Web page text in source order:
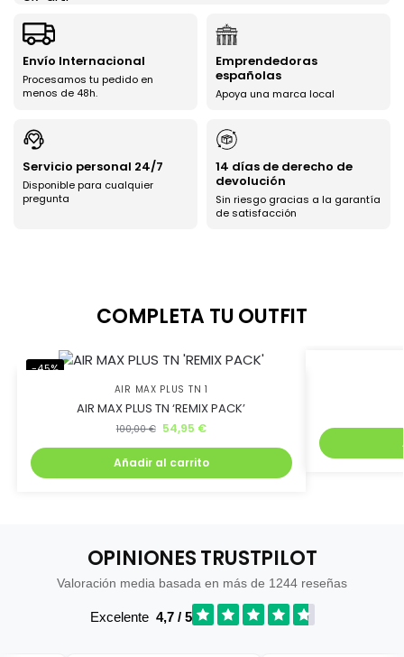
Envío Internacional
Procesamos tu pedido en
menos de 48h.
Emprendedoras
españolas
Apoya una marca local
Servicio personal 24/7
Disponible para cualquier
pregunta
14 días de derecho de
devolución
Sin riesgo gracias a la garantía
de satisfacción
COMPLETA TU OUTFIT
-45%
AIR MAX PLUS TN 1
AIR MAX PLUS TN ‘REMIX PACK’
100,00€ 54,95 €
Añadir al carrito
OPINIONES TRUSTPILOT
Valoración media basada en más de 1244 reseñas
Excelente 4,7 / 5
Ahorra uniéndote al
club BJ Kicks y llévate
Además, recibirás lanzamientos exclusivos antes que
Quiero mi descuento